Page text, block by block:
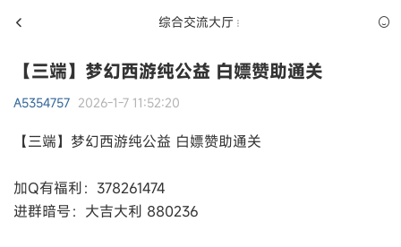
综合交流大厅
【三端】梦幻西游纯公益 白嫖赞助通关
A5354757 2026-1-7 11:52:20
【三端】梦幻西游纯公益 白嫖赞助通关
加Q有福利：378261474
进群暗号：大吉大利 880236